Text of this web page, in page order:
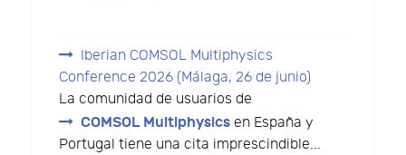
Iberian COMSOL Multiphysics
Conference 2026 (Málaga, 26 de junio)
La comunidad de usuarios de
COMSOL Multiphysics en España y
Portugal tiene una cita imprescindible...